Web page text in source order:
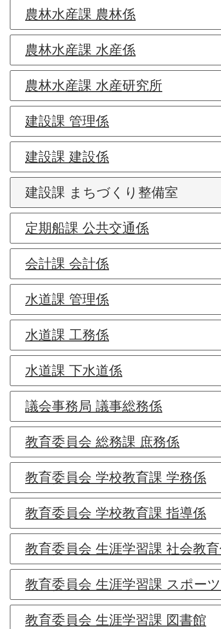
農林水産課 農林係
農林水産課 水産係
農林水産課 水産研究所
建設課 管理係
建設課 建設係
建設課 まちづくり整備室
定期船課 公共交通係
会計課 会計係
水道課 管理係
水道課 工務係
水道課 下水道係
議会事務局 議事総務係
教育委員会 総務課 庶務係
教育委員会 学校教育課 学務係
教育委員会 学校教育課 指導係
教育委員会 生涯学習課 社会教
教育委員会 生涯学習課 スポー
教育委員会 生涯学習課 図書館